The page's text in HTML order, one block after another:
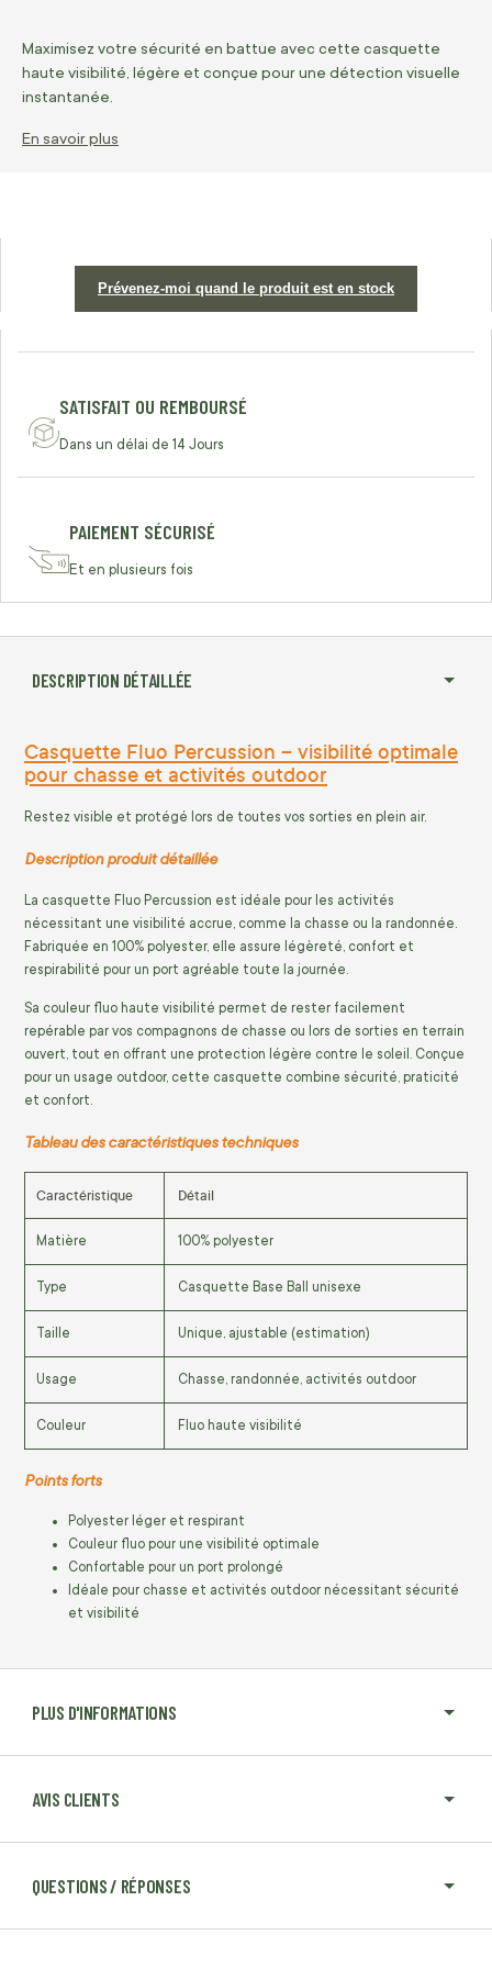
Maximisez votre sécurité en battue avec cette casquette
haute visibilité, légère et conçue pour une détection visuelle
instantanée.
En savoir plus
Prévenez-moi quand le produit est en stock
SATISFAIT OU REMBOURSÉ
Dans un délai de 14 Jours
PAIEMENT SÉCURISÉ
Et en plusieurs fois
DESCRIPTION DÉTAILLÉE
PLUS D'INFORMATIONS
AVIS CLIENTS
QUESTIONS / RÉPONSES
Casquette Fluo Percussion – visibilité optimale
pour chasse et activités outdoor
Restez visible et protégé lors de toutes vos sorties en plein air.
Description produit détaillée
La casquette Fluo Percussion est idéale pour les activités
nécessitant une visibilité accrue, comme la chasse ou la randonnée.
Fabriquée en 100% polyester, elle assure légèreté, confort et
respirabilité pour un port agréable toute la journée.
Sa couleur fluo haute visibilité permet de rester facilement
repérable par vos compagnons de chasse ou lors de sorties en terrain
ouvert, tout en offrant une protection légère contre le soleil. Conçue
pour un usage outdoor, cette casquette combine sécurité, praticité
et confort.
Tableau des caractéristiques techniques
Caractéristique Détail
Matière 100% polyester
Type Casquette Base Ball unisexe
Taille Unique, ajustable (estimation)
Usage Chasse, randonnée, activités outdoor
Couleur Fluo haute visibilité
Points forts
Polyester léger et respirant
Couleur fluo pour une visibilité optimale
Confortable pour un port prolongé
Idéale pour chasse et activités outdoor nécessitant sécurité
et visibilité